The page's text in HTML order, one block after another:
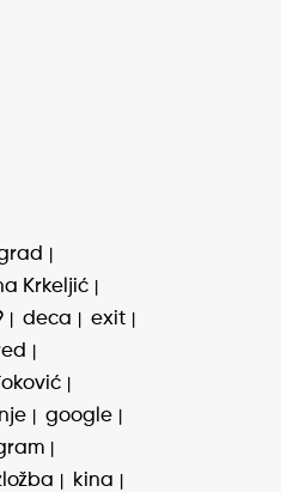
Krkeljić
deca
exit
google
kina